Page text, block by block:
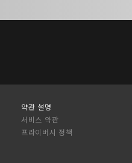
약관 설명
서비스 약관
프라이버시 정책